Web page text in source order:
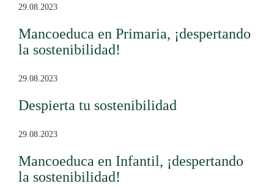
29.08.2023
Mancoeduca en Primaria, ¡despertando
la sostenibilidad!
29.08.2023
Despierta tu sostenibilidad
29.08.2023
Mancoeduca en Infantil, ¡despertando
la sostenibilidad!